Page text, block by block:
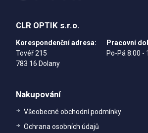
CLR OPTIK s.r.o.
Korespondenční adresa:
Tovéř 215
783 16 Dolany
Pracovní
Po-Pá 8:00 -
Nakupování
Všeobecné obchodní podmínky
Ochrana osobních údajů